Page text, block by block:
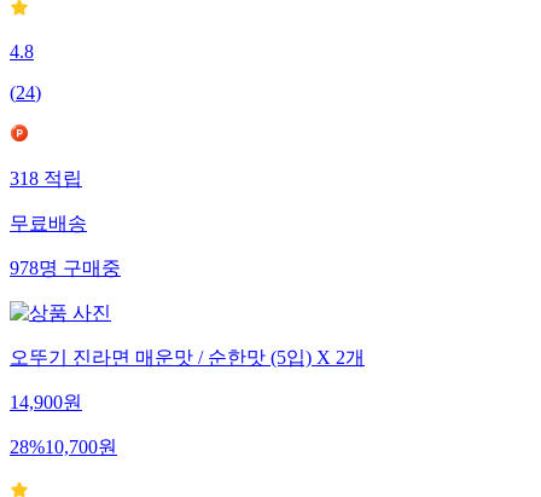
4.8
(24)
318적립
무료배송
978명구매중
오뚜기 진라면 매운맛 / 순한맛 (5입) X 2개
14,900원
28%10,700원